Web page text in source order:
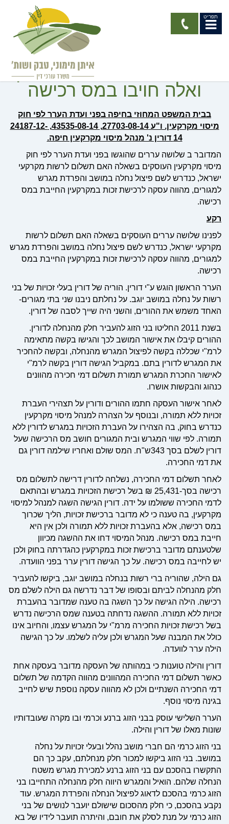
תפריט
חברי מושב העבירו
זכויותיהם בנחלה לבנותיהן
ואלה חויבו במס רכישה
בבית המשפט המחוזי בחיפה בפני ועדת הערר לפי חוק
מיסוי מקרקעין. ו"ע 27703-08-14, 43535-08-14, 24187-12-
14 דורין נ' מנהל מיסוי מקרקעין חיפה.
המדובר ב שלושה עררים שהוגשו בפני ועדת הערר לפי חוק
מיסוי מקרקעין העוסקים בשאלה האם תשלום לרשות מקרקעי
ישראל, כנדרש לשם פיצול נחלה במושב והפרדת מגרש
למגורים, מהווה עסקה לרכישת זכות במקרקעין החייבת במס
רכישה.
רקע
לפנינו שלושה עררים העוסקים בשאלה האם תשלום לרשות
מקרקעי ישראל, כנדרש לשם פיצול נחלה במושב והפרדת מגרש
למגורים, מהווה עסקה לרכישת זכות במקרקעין החייבת במס
רכישה.
הערר הראשון הוגש ע"י דורין. הוריה של דורין בעלי זכויות של בני
רשות על נחלה במושב יוגב. על נחלתם ניבנו שני בתי מגורים-
האחד משמש את ההורים, והשני היה שייך לסבה של דורין.
בשנת 2011 החליטו בני הזוג להעביר חלק מהנחלה לדורין.
ההורים קיבלו את אישור המושב לכך והגישו בקשה מתאימה
לרמ"י שכללה בקשה לפיצול המגרש מהנחלה, ובקשה להחכיר
את המגרש לדורין בתם. במקביל הגישה דורין בקשה לרמ"י
לאישור החכרת המגרש תמורת תשלום דמי חכירה מהוונים
כנהוג והבקשות אושרו.
לאחר אישור העסקה חתמו ההורים ודורין על תצהירי העברת
זכויות ללא תמורה, ובנוסף על הצהרה למנהל מיסוי מקרקעין
כנדרש בחוק, בה הצהירו על העברת הזכויות במגרש לדורין ללא
תמורה. לפי שווי המגרש ובית המגורים חושב מס הרכישה שעל
דורין לשלם בסך 343ש"ח. המס שולם ואחריו שילמה דורין גם
את דמי החכירה.
לאחר תשלום דמי החכירה, נשלחה לדורין דרישה לתשלום מס
רכישה בסך-25,431 ₪ בשל רכישת הזכויות במגרש ובהתאם
לדמי החכירה ששולמו על ידה. דורין הגישה השגה למנהל למיסוי
מקרקעין, בה טענה כי לא מדובר ברכישת זכויות, הליך שכרוך
במס רכישה, אלא בהעברת זכויות ללא תמורה ולכן אין היא
חייבת במס רכישה. מנהל המיסוי דחו את ההשגה מכיוון
שלטענתם מדובר ברכישת זכות במקרקעין כהגדרתה בחוק ולכן
יש לחייבה במס רכישה. על כך הגישה דורין ערר בפני הוועדה.
גם הילה, שהוריה ברי רשות בנחלה במושב יוגב, ביקשו להעביר
חלק מהנחלה לביתם ובסופו של דבר נדרשה גם הילה לשלם מס
רכישה. הילה הגישה על כך השגה בה טענה שמדובר בהעברת
זכויות ללא תמורה. ההשגה נדחתה בטענה שמס הרכישה נדרש
בשל רכישת זכויות החכירה מרמ"י על המגרש עצמו, והחיוב אינו
כולל את המבנה שעל המגרש ולכן עליה לשלמו. על כך הגישה
הילה ערר לוועדה.
דורין והילה טוענות כי במהותה של העסקה מדובר בעסקה אחת
כאשר תשלום דמי החכירה המהוונים מהווה הקדמה של תשלום
דמי החכירה השנתיים ולכן לא מהווה עסקה נוספת שיש לחייב
בגינה מיסוי נוסף.
הערר השלישי עוסק בבני הזוג ברנע וכרמי ובו מקרה שעובדותיו
שונות מאלו של דורין והילה.
בני הזוג כרמי הם חברי מושב נהלל ובעלי זכויות על נחלה
במושב. בני הזוג ביקשו למכור חלק מנחלתם, עקב כך הם
התקשרו בהסכם עם בני הזוג ברנע למכירת מגרש משטח
הנחלה שלהם. הואיל והמגרש היווה חלק מהנחלה התחייבו בני
הזוג כרמי בהסכם לדאוג לפיצול הנחלה והפרדת המגרש. עוד
נקבע בהסכם, כי חלק מהסכום שישולם יועבר לנושים של בני
הזוג כרמי על מנת לסלק את חובם, והיתרה תועבר לידיו של בא